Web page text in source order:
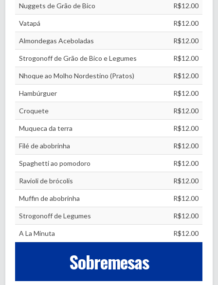
Nuggets de Grão de Bico R$12.00
Vatapá R$12.00
Almondegas Aceboladas R$12.00
Strogonoff de Grão de Bico e Legumes R$12.00
Nhoque ao Molho Nordestino (Pratos) R$12.00
Hambúrguer R$12.00
Croquete R$12.00
Muqueca da terra R$12.00
Filé de abobrinha R$12.00
Spaghetti ao pomodoro R$12.00
Ravioli de brócolis R$12.00
Muffin de abobrinha R$12.00
Strogonoff de Legumes R$12.00
A La Minuta R$12.00
Sobremesas